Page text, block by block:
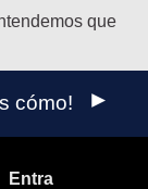
que
cómo!
idioma
Entra